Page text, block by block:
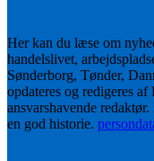
Her kan du læse om
handelslivet,
Sønderborg, Tønder,
opdateres og redigeres
ansvarshavende
en god historie.